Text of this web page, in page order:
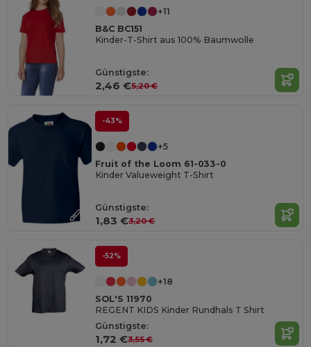
+11
B&C BC151
Kinder-T-Shirt aus 100% Baumwolle
Günstigste:
2,46 €5,20 €
-43%
+5
Fruit of the Loom 61-033-0
Kinder Valueweight T-Shirt
Günstigste:
1,83 €3,20 €
-52%
+18
SOL'S 11970
REGENT KIDS Kinder Rundhals T Shirt
Günstigste:
1,72 €3,55 €